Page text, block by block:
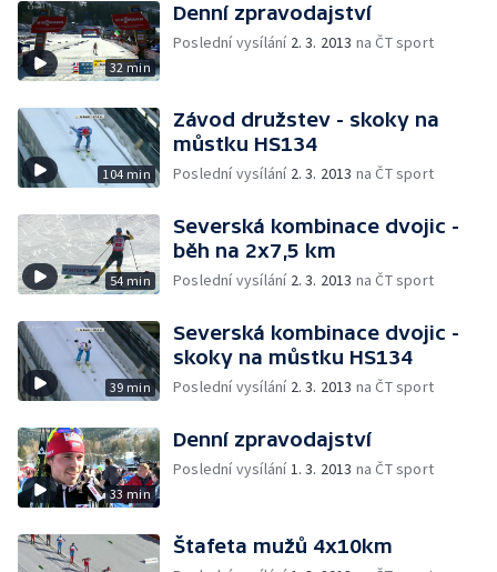
32 min
Denní zpravodajství
Poslední vysílání 2. 3. 2013 na ČT sport
104 min
Závod družstev - skoky na
můstku HS134
Poslední vysílání 2. 3. 2013 na ČT sport
54 min
Severská kombinace dvojic -
běh na 2x7,5 km
Poslední vysílání 2. 3. 2013 na ČT sport
39 min
Severská kombinace dvojic -
skoky na můstku HS134
Poslední vysílání 2. 3. 2013 na ČT sport
33 min
Denní zpravodajství
Poslední vysílání1. 3. 2013 na ČT sport
Štafeta mužů 4x10km